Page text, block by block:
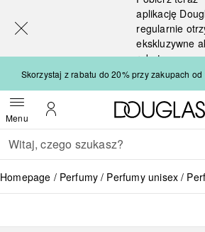
aplikację
regularnie
ekskluzywne
rabaty
Skorzystaj z rabatu do 20% przy zakupach od
MenuOtwórz menuMoje konto
Wracać
Wykonaj wyszukiwanie
Homepage Perfumy Perfumy unisex
[navigation.slideout.screenreader]